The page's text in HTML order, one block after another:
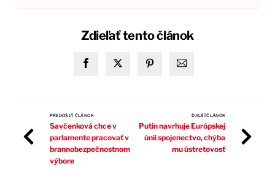
Zdieľať tento článok
PREDOŠLÝ ČLÁNOK
Savčenková chce v
parlamente pracovať v
brannobezpečnostnom
výbore
ĎALŠÍ ČLÁNOK
Putin navrhuje Európskej
únii spojenectvo, chýba
mu ústretovosť